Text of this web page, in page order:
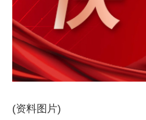
(资料图片)